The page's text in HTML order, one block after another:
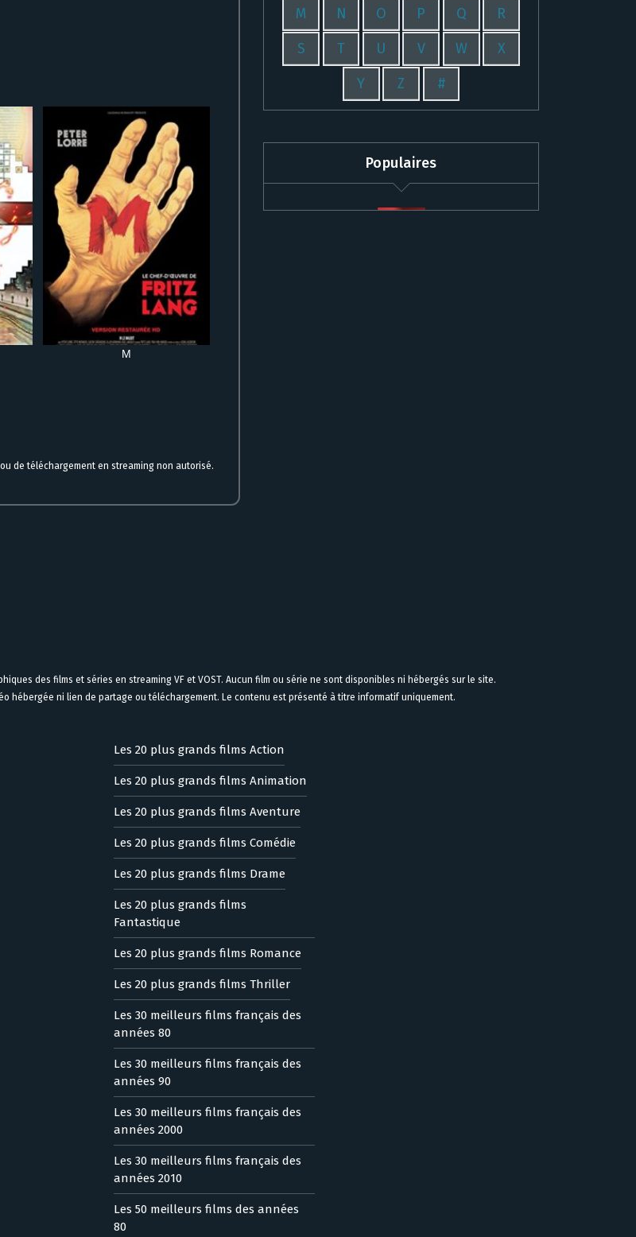
M
de téléchargement en streaming non autorisé.
M N O P Q R
S T U V W X
Y Z #
Populaires
des films et séries en streaming VF et VOST. Aucun film ou série ne sont disponibles ni hébergés sur le site.
hébergée ni lien de partage ou téléchargement. Le contenu est présenté à titre informatif uniquement.
Les 20 plus grands films Action
Les 20 plus grands films Animation
Les 20 plus grands films Aventure
Les 20 plus grands films Comédie
Les 20 plus grands films Drame
Les 20 plus grands films
Fantastique
Les 20 plus grands films Romance
Les 20 plus grands films Thriller
Les 30 meilleurs films français des
années 80
Les 30 meilleurs films français des
années 90
Les 30 meilleurs films français des
années 2000
Les 30 meilleurs films français des
années 2010
Les 50 meilleurs films des années
80